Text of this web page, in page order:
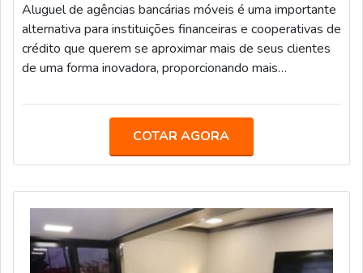
Aluguel de agências bancárias móveis é uma importante
alternativa para instituições financeiras e cooperativas de
crédito que querem se aproximar mais de seus clientes
de uma forma inovadora, proporcionando mais
locais que não possuem pontos de autoatendimento ou
habitantes.MAIS INFORMAÇÕES SOBRE A
EMPRESAE quem oferece esse serviço com qualidade
COTAR AGORA